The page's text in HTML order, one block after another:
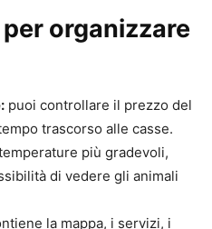
organizzare
puoi controllare il prezzo del
trascorso alle casse.
più gradevoli,
di vedere gli animali
la mappa, i servizi, i